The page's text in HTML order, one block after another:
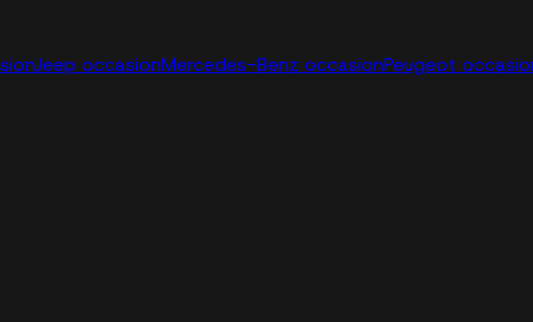
Jeep occasionMercedes-Benz occasionPeugeot